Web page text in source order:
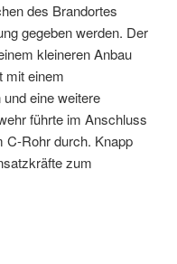
des Brandortes
gegeben werden. Der
kleineren Anbau
mit einem
eine weitere
führte im Anschluss
C-Rohr durch. Knapp
zum